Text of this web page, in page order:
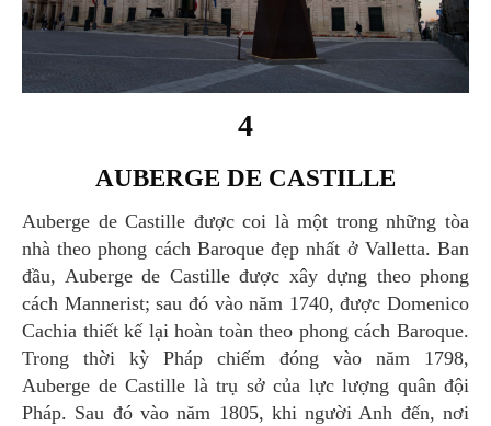
4
AUBERGE DE CASTILLE
Auberge de Castille được coi là một trong những tòa
nhà theo phong cách Baroque đẹp nhất ở Valletta. Ban
đầu, Auberge de Castille được xây dựng theo phong
cách Mannerist; sau đó vào năm 1740, được Domenico
Cachia thiết kế lại hoàn toàn theo phong cách Baroque.
Trong thời kỳ Pháp chiếm đóng vào năm 1798,
Auberge de Castille là trụ sở của lực lượng quân đội
Pháp. Sau đó vào năm 1805, khi người Anh đến, nơi